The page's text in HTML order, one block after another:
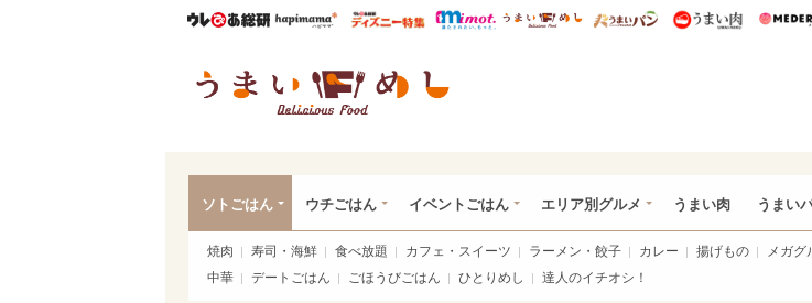
ウレぴあ総研ハピママ* ウレぴあ総研 ディズニー特集
mimot. うまいめし うまいパン うまい
ソトごはん ウチごはん イベントごはん エリア別グルメ うまい肉 うまい
焼肉 寿司・海鮮 食べ放題 カフェ・スイーツ ラーメン・餃子 カレー 揚げもの メガグ
中華
デートごはん ごほうびごはん ひとりめし 達人のイチオシ！